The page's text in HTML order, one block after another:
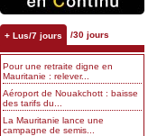
+ Lus/7 jours /30 jours
Pour une retraite digne en
Mauritanie : relever...
Aéroport de Nouakchott : baisse
des tarifs du...
La Mauritanie lance une
campagne de semis...